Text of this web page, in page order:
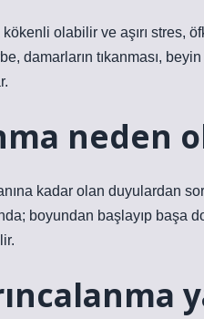
olabilir ve aşırı stres,
damarların tıkanması,
neden
kadar olan duyulardan
boyundan başlayıp başa